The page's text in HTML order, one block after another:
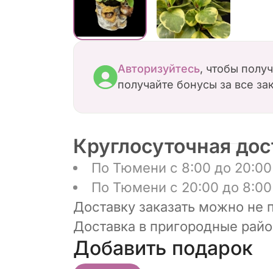
Авторизуйтесь, чтобы
получайте бонусы за все
Круглосуточная
По Тюмени с 8:00 до
По Тюмени с 20:00 до
Доставку заказать можно не
Доставка в пригородные
Добавить подарок